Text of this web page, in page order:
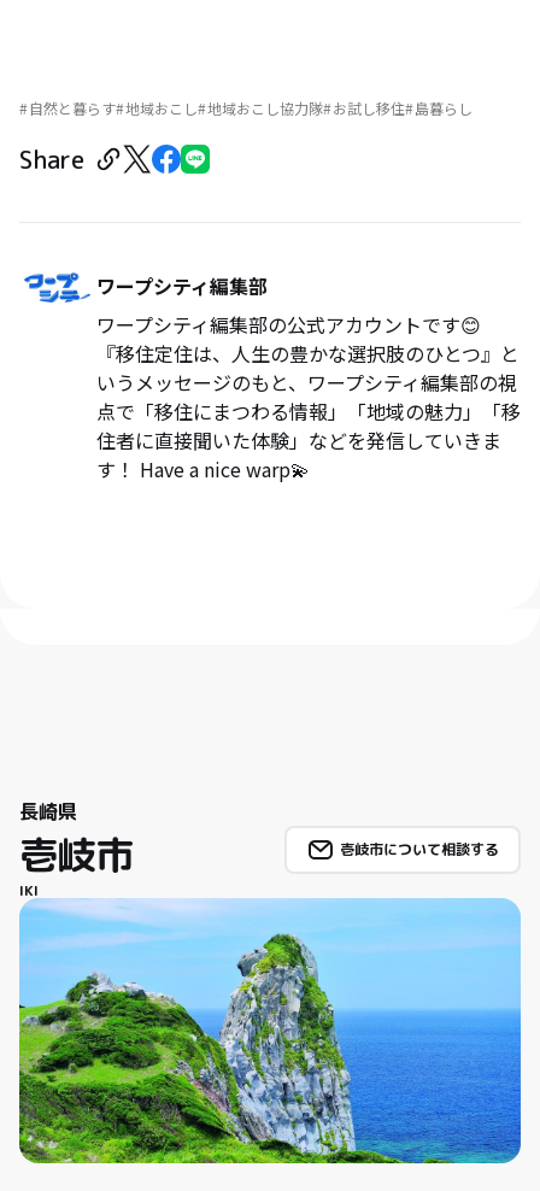
自然と暮らす 地域おこし 地域おこし協力隊 お試し移住 島暮らし
Share
ワープシティ編集部
ワープシティ編集部の公式アカウントです😊
『移住定住は、人生の豊かな選択肢のひとつ』と
いうメッセージのもと、ワープシティ編集部の視
点で「移住にまつわる情報」「地域の魅力」「移
住者に直接聞いた体験」などを発信していきま
す！ Have a nice warp💫
長崎県
壱岐市
IKI
壱岐市について相談する